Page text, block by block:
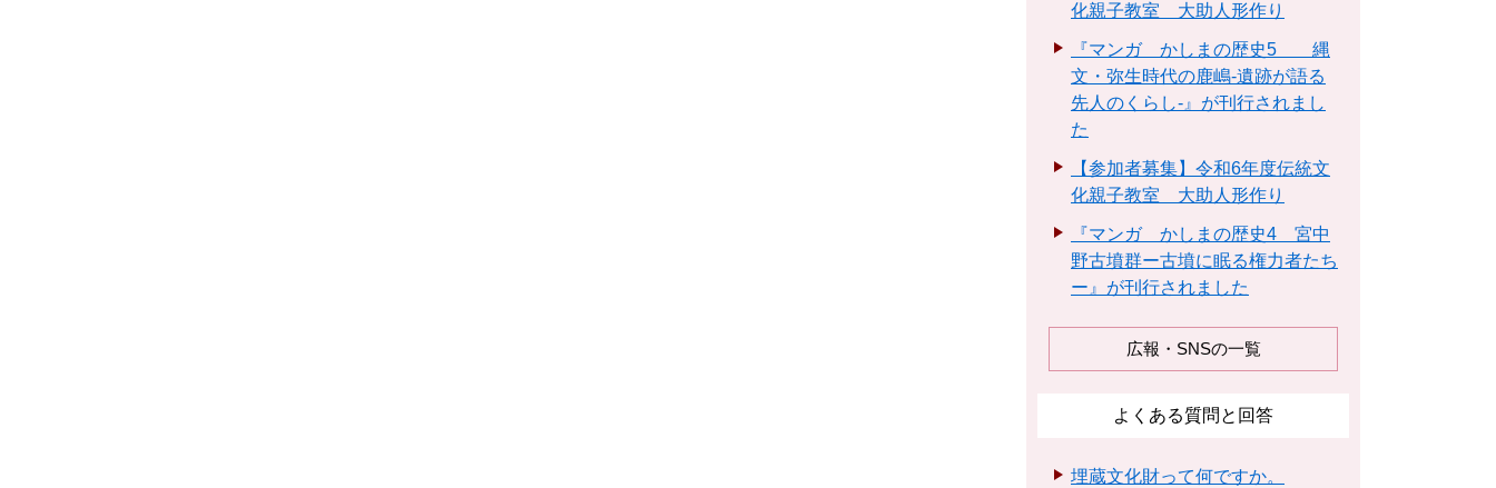
化親子教室 大助人形作り
『マンガ かしまの歴史5 縄
文・弥生時代の鹿嶋-遺跡が語る
先人のくらし-』が刊行されまし
た
【参加者募集】令和6年度伝統文
化親子教室 大助人形作り
『マンガ かしまの歴史4 宮中
野古墳群ー古墳に眠る権力者たち
ー』が刊行されました
広報・SNSの一覧
よくある質問と回答
埋蔵文化財って何ですか。